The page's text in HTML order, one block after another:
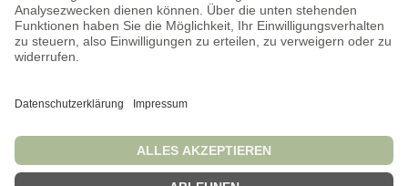
Offizieller Onlineshop für Privatkunden. Alle Preise inkl. gesetzl.
Wir sind stets bemüht, aktuelle und vollständige Informationen auf